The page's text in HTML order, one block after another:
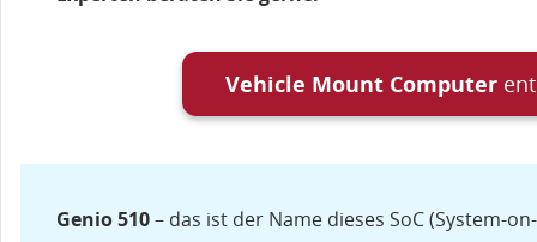
Vehicle Mount Computer
Genio 510– das ist der Name dieses SoC (System-